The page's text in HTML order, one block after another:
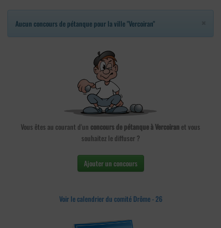
Aucun concours de pétanque pour la ville "Vercoiran"
Vous êtes au courant d'un concours de pétanque à Vercoiran et vous
souhaitez le diffuser ?
Ajouter un concours
Voir le calendrier du comité Drôme - 26